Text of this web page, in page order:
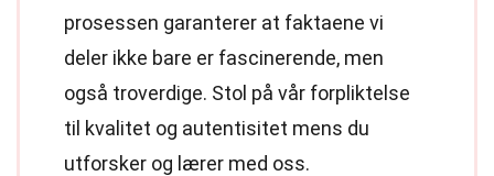
prosessen garanterer at faktaene vi
deler ikke bare er fascinerende, men
også troverdige. Stol på vår forpliktelse
til kvalitet og autentisitet mens du
utforsker og lærer med oss.